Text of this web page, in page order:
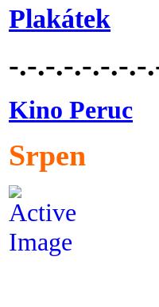
Plakátek
-.-.-.-.-.-.-.-
Kino Peruc
Srpen